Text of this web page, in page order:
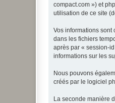
compact.com ») et
utilisation de ce site
Vos informations sont
dans les fichiers
après par « session-
informations sur les
Nous pouvons
créés par le logiciel
La seconde manière